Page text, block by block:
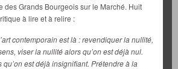
des Grands Bourgeois sur le Marché. Huit
à lire et à relire :
contemporain est là : revendiquer la nullité,
viser la nullité alors qu’on est déjà nul.
est déjà insignifiant. Prétendre à la